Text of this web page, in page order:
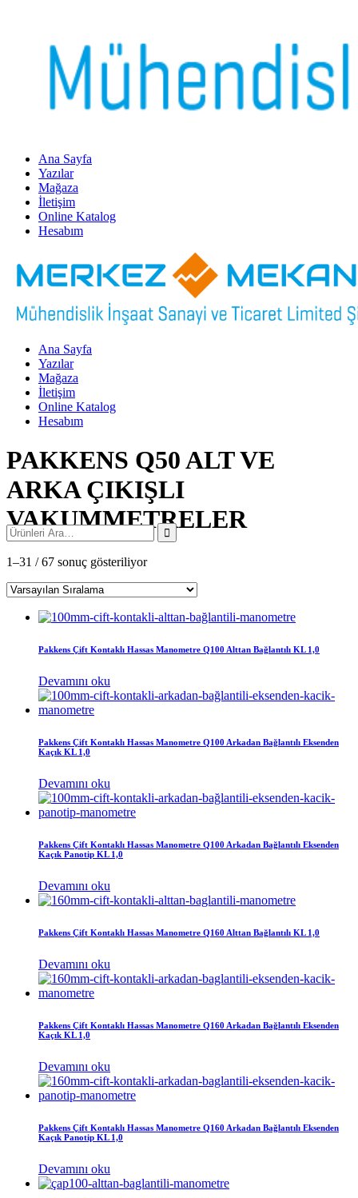
Ana Sayfa
Yazılar
Mağaza
İletişim
Online Katalog
Hesabım
Ana Sayfa
Yazılar
Mağaza
İletişim
Online Katalog
Hesabım
PAKKENS Q50 ALT VE
ARKA ÇIKIŞLI
VAKUMMETRELER
1–31 / 67 sonuç gösteriliyor
Pakkens Çift Kontaklı Hassas Manometre Q100 Alttan Bağlantılı KL 1,0
Devamını oku
Pakkens Çift Kontaklı Hassas Manometre Q100 Arkadan Bağlantılı Eksenden
Kaçık KL 1,0
Devamını oku
Pakkens Çift Kontaklı Hassas Manometre Q100 Arkadan Bağlantılı Eksenden
Kaçık Panotip KL 1,0
Devamını oku
Pakkens Çift Kontaklı Hassas Manometre Q160 Alttan Bağlantılı KL 1,0
Devamını oku
Pakkens Çift Kontaklı Hassas Manometre Q160 Arkadan Bağlantılı Eksenden
Kaçık KL 1,0
Devamını oku
Pakkens Çift Kontaklı Hassas Manometre Q160 Arkadan Bağlantılı Eksenden
Kaçık Panotip KL 1,0
Devamını oku